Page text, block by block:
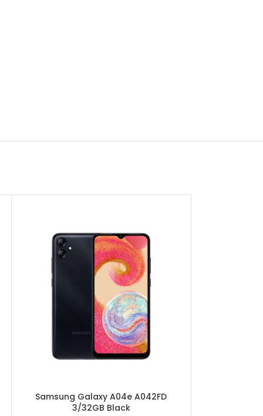
Samsung Galaxy A04e A042FD
3/32GB Black